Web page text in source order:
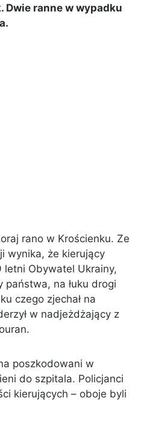
Dwie ranne w wypadku
rano w Krościenku. Ze
wynika, że kierujący
Obywatel Ukrainy,
na łuku drogi
czego zjechał na
w nadjeżdżający z
poszkodowani w
do szpitala. Policjanci
kierujących – oboje byli